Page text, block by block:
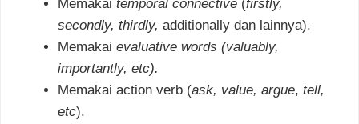
Memakai temporal connective (firstly,
secondly, thirdly, additionally dan lainnya).
Memakai evaluative words (valuably,
importantly, etc).
Memakai action verb (ask, value, argue, tell,
etc).